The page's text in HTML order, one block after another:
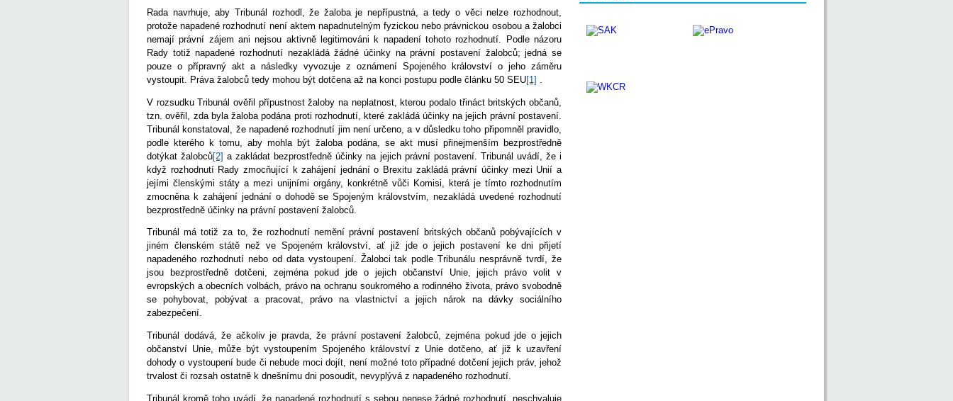
Rada navrhuje, aby Tribunál rozhodl, že žaloba je nepřípustná, a tedy o věci nelze rozhodnout,
protože napadené rozhodnutí není aktem napadnutelným fyzickou nebo právnickou osobou a žalobci
nemají právní zájem ani nejsou aktivně legitimováni k napadení tohoto rozhodnutí. Podle názoru
Rady totiž napadené rozhodnutí nezakládá žádné účinky na právní postavení žalobců; jedná se
pouze o přípravný akt a následky vyvozuje z oznámení Spojeného království o jeho záměru
vystoupit. Práva žalobců tedy mohou být dotčena až na konci postupu podle článku 50 SEU[1]
V rozsudku Tribunál ověřil přípustnost žaloby na neplatnost, kterou podalo třináct britských občanů,
tzn. ověřil, zda byla žaloba podána proti rozhodnutí, které zakládá účinky na jejich právní postavení.
Tribunál konstatoval, že napadené rozhodnutí jim není určeno, a v důsledku toho připomněl pravidlo,
podle kterého k tomu, aby mohla být žaloba podána, se akt musí přinejmenším bezprostředně
dotýkat žalobců[2] a zakládat bezprostředně účinky na jejich právní postavení. Tribunál uvádí, že i
když rozhodnutí Rady zmocňující k zahájení jednání o Brexitu zakládá právní účinky mezi Unií a
jejími členskými státy a mezi unijními orgány, konkrétně vůči Komisi, která je tímto rozhodnutím
zmocněna k zahájení jednání o dohodě se Spojeným královstvím, nezakládá uvedené rozhodnutí
bezprostředně účinky na právní postavení žalobců.
Tribunál má totiž za to, že rozhodnutí nemění právní postavení britských občanů pobývajících v
jiném členském státě než ve Spojeném království, ať již jde o jejich postavení ke dni přijetí
napadeného rozhodnutí nebo od data vystoupení. Žalobci tak podle Tribunálu nesprávně tvrdí, že
jsou bezprostředně dotčeni, zejména pokud jde o jejich občanství Unie, jejich právo volit v
evropských a obecních volbách, právo na ochranu soukromého a rodinného života, právo svobodně
se pohybovat, pobývat a pracovat, právo na vlastnictví a jejich nárok na dávky sociálního
zabezpečení.
Tribunál dodává, že ačkoliv je pravda, že právní postavení žalobců, zejména pokud jde o jejich
občanství Unie, může být vystoupením Spojeného království z Unie dotčeno, ať již k uzavření
dohody o vystoupení bude či nebude moci dojít, není možné toto případné dotčení jejich práv, jehož
trvalost či rozsah ostatně k dnešnímu dni posoudit, nevyplývá z napadeného rozhodnutí.
Tribunál kromě toho uvádí, že napadené rozhodnutí s sebou nenese žádné rozhodnutí, neschvaluje